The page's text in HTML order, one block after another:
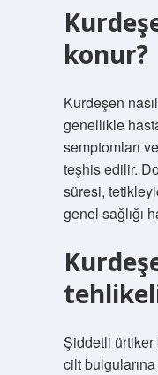
konur?
Kurdeşen
genellikle
semptomları
teşhis edilir.
süresi,
genel sağlığı
Şiddetli ürtiker
cilt